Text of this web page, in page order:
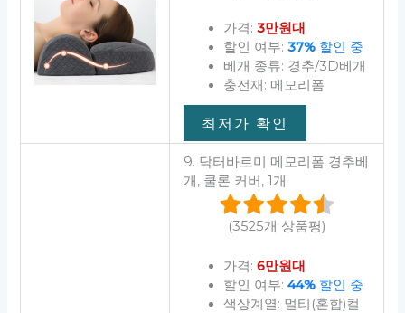
가격: 3만원대
할인 여부: 37%할인 중
베개 종류: 경추/3D베개
충전재: 메모리폼
최저가 확인
9. 닥터바르미 메모리폼 경추베
개, 쿨론 커버, 1개
(3525개 상품평)
가격: 6만원대
할인 여부: 44%할인 중
색상계열: 멀티(혼합)컬